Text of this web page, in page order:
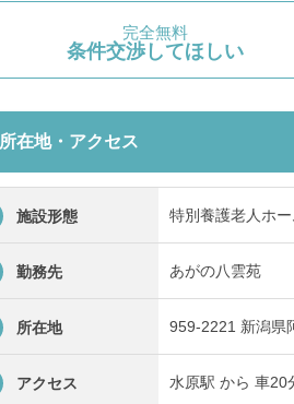
完全無料
条件交渉してほしい
所在地・アクセス
施設形態 特別養護老人ホー
勤務先 あがの八雲苑
所在地 959-2221 新潟県
アクセス 水原駅 から 車20